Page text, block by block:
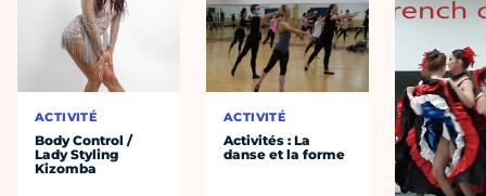
ACTIVITÉ
Body Control /
Lady Styling
Kizomba
ACTIVITÉ
Activités : La
danse et la forme